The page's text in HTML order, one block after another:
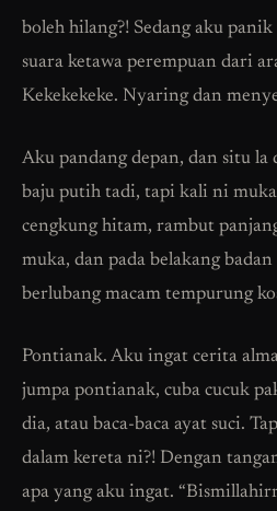
boleh hilang?! Sedang aku
suara ketawa perempuan dari
Kekekekeke. Nyaring dan
Aku pandang depan, dan situ
baju putih tadi, tapi kali ni
cengkung hitam, rambut
muka, dan pada belakang
berlubang macam tempurung
Pontianak. Aku ingat cerita
jumpa pontianak, cuba cucuk
dia, atau baca-baca ayat suci.
dalam kereta ni?! Dengan
apa yang aku ingat.